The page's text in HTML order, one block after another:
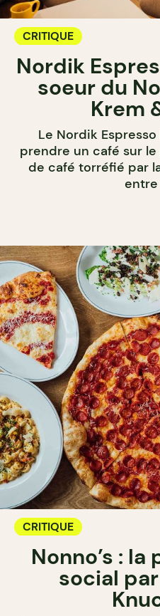
CRITIQUE
Nordik
soeur du
Krem
Le Nordik
prendre un café sur
de café torréfié par
entre
CRITIQUE
Nonno’s :
social